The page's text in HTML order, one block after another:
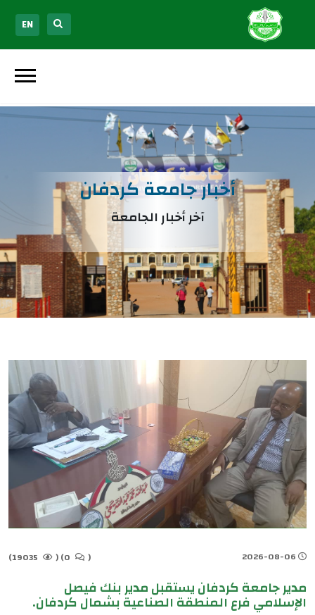
EN
أخبار جامعة كردفان
آخر أخبار الجامعة
(
(
مدير جامعة كردفان يستقبل مدير بنك فيصل
الإسلامي فرع المنطقة الصناعية بشمال كردفان.